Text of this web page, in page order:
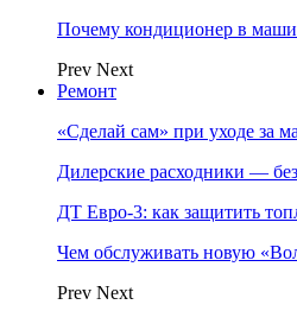
Почему кондиционер в
Prev Next
Ремонт
«Сделай сам» при уходе за
Дилерские расходники —
ДТ Евро-3: как защитить
Чем обслуживать новую
Prev Next